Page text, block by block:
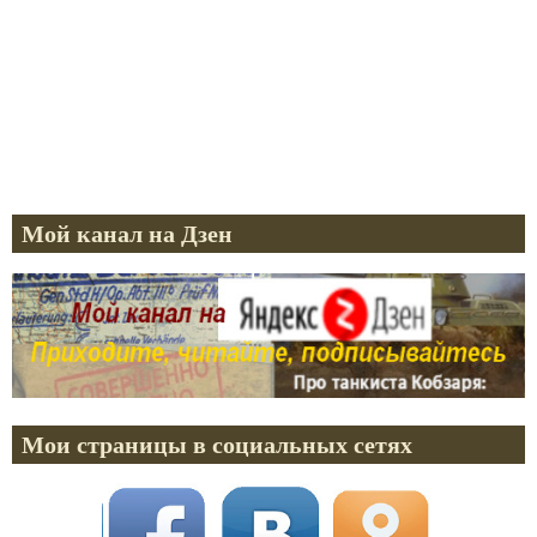
Мой канал на Дзен
Мои страницы в социальных сетях